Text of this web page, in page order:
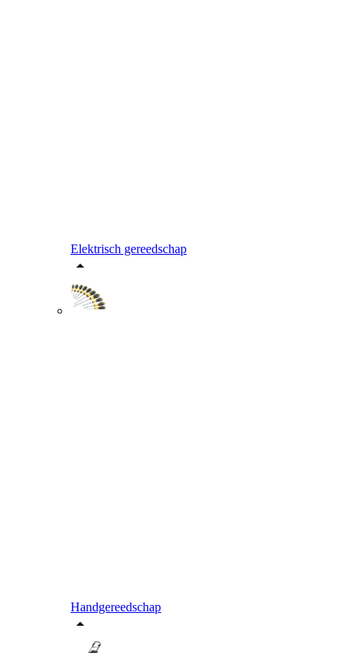
Elektrisch gereedschap
Handgereedschap